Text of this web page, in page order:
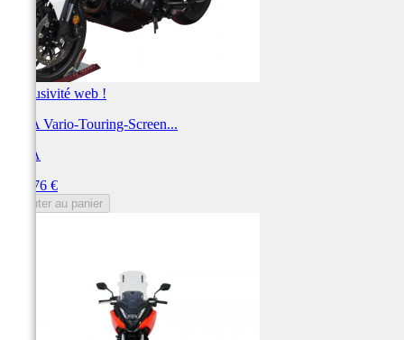
Exclusivité web !
MRA Vario-Touring-Screen...
MRA
191,76 €
Ajouter au panier